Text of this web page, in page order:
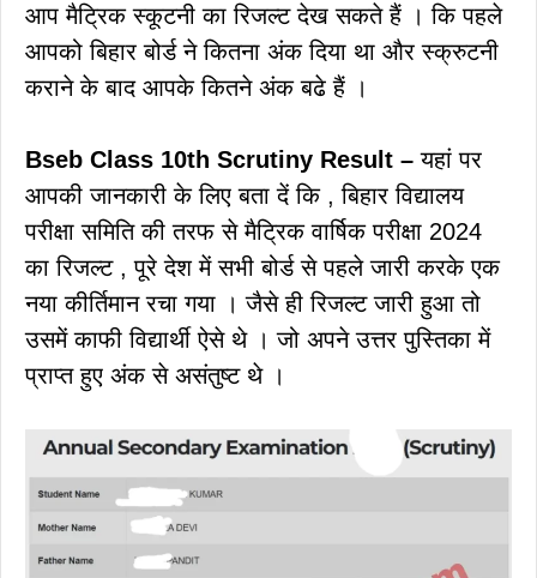
आप मैट्रिक स्कूटनी का रिजल्ट देख सकते हैं । कि पहले
आपको बिहार बोर्ड ने कितना अंक दिया था और स्क्रुटनी
कराने के बाद आपके कितने अंक बढे हैं ।
Bseb Class 10th Scrutiny Result – यहां पर
आपकी जानकारी के लिए बता दें कि , बिहार विद्यालय
परीक्षा समिति की तरफ से मैट्रिक वार्षिक परीक्षा 2024
का रिजल्ट , पूरे देश में सभी बोर्ड से पहले जारी करके एक
नया कीर्तिमान रचा गया । जैसे ही रिजल्ट जारी हुआ तो
उसमें काफी विद्यार्थी ऐसे थे । जो अपने उत्तर पुस्तिका में
प्राप्त हुए अंक से असंतुष्ट थे ।